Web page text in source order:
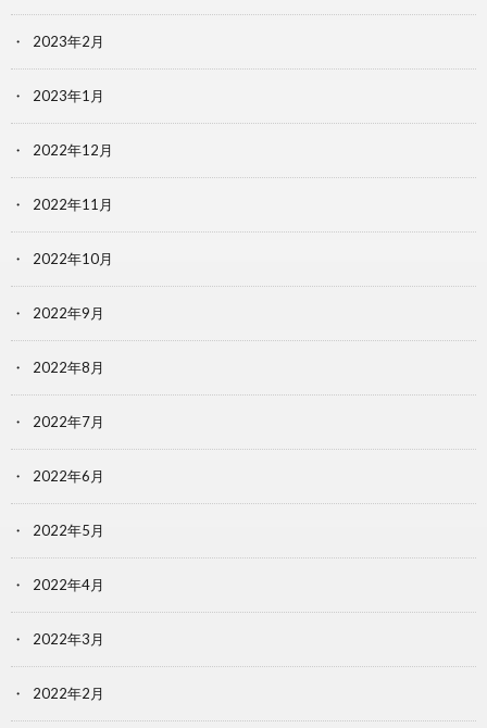
2023年2月
2023年1月
2022年12月
2022年11月
2022年10月
2022年9月
2022年8月
2022年7月
2022年6月
2022年5月
2022年4月
2022年3月
2022年2月